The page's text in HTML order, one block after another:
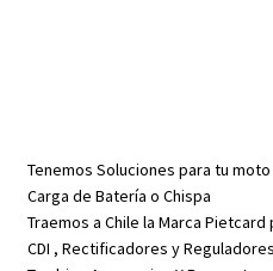
Tenemos Soluciones para tu
Carga de Batería o Chispa
Traemos a Chile la Marca
CDI , Rectificadores y